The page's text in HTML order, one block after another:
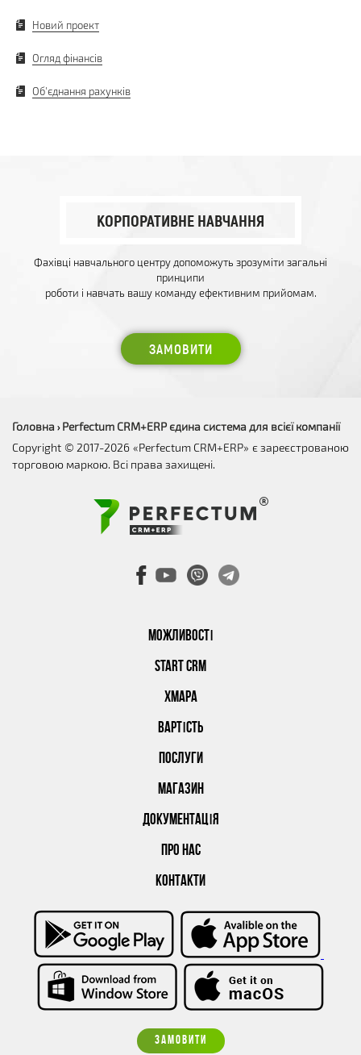
Новий проект
Огляд фінансів
Об'єднання рахунків
КОРПОРАТИВНЕ НАВЧАННЯ
Фахівці навчального центру допоможуть зрозуміти загальні
принципи
роботи і навчать вашу команду ефективним прийомам.
ЗАМОВИТИ
МОЖЛИВОСТІ
START CRM
ХМАРА
ВАРТІСТЬ
ПОСЛУГИ
МАГАЗИН
ДОКУМЕНТАЦІЯ
ПРО НАС
КОНТАКТИ
ЗАМОВИТИ
Головна › Perfectum CRM+ERP єдина система для всієї компанії
Copyright © 2017-2026 «Perfectum CRM+ERP» є зареєстрованою
торговою маркою. Всі права захищені.